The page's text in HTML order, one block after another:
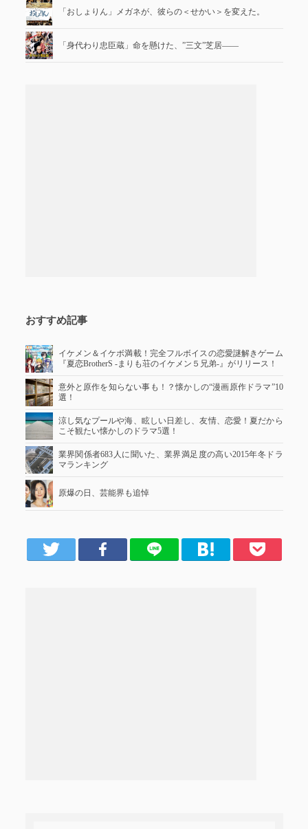
「おしょりん」メガネが、彼らの＜せかい＞を変えた。
「身代わり忠臣蔵」命を懸けた、”三文”芝居――
おすすめ記事
イケメン＆イケボ満載！完全フルボイスの恋愛謎解きゲーム
『夏恋BrotherS -まりも荘のイケメン５兄弟-』がリリース！
意外と原作を知らない事も！？懐かしの“漫画原作ドラマ”10
選！
涼し気なプールや海、眩しい日差し、友情、恋愛！夏だから
こそ観たい懐かしのドラマ5選！
業界関係者683人に聞いた、業界満足度の高い2015年冬ドラ
マランキング
原爆の日、芸能界も追悼
Facebook LINE はてブ Pocket